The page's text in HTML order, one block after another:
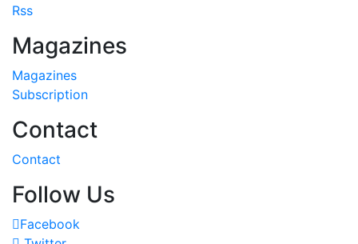
Rss
Magazines
Magazines
Subscription
Contact
Contact
Follow Us
Facebook